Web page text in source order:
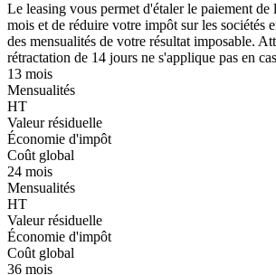
Le leasing vous permet d'étaler le paiement
mois et de réduire votre impôt sur les sociétés
des mensualités de votre résultat imposable.
rétractation de 14 jours ne s'applique pas en
13 mois
Mensualités
HT
Valeur résiduelle
Économie d'impôt
Coût global
24 mois
Mensualités
HT
Valeur résiduelle
Économie d'impôt
Coût global
36 mois